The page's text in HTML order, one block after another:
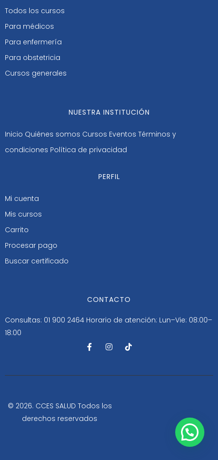
Todos los cursos
Para médicos
Para enfermería
Para obstetricia
Cursos generales
NUESTRA INSTITUCIÓN
Inicio Quiénes somos Cursos Eventos Términos y
condiciones Política de privacidad
PERFIL
Mi cuenta
Mis cursos
Carrito
Procesar pago
Buscar certificado
CONTACTO
Consultas: 01 900 2464 Horario de atención: Lun–Vie: 08:00–
18:00
F
a
b
-
I
n
a
m
T
i
o
© 2026. CCES SALUD Todos los
derechos reservados